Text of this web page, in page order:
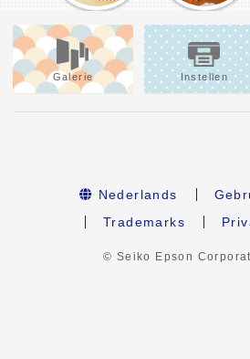
Galerie Instellen
Nederlands
Trademarks
© Seiko Epson